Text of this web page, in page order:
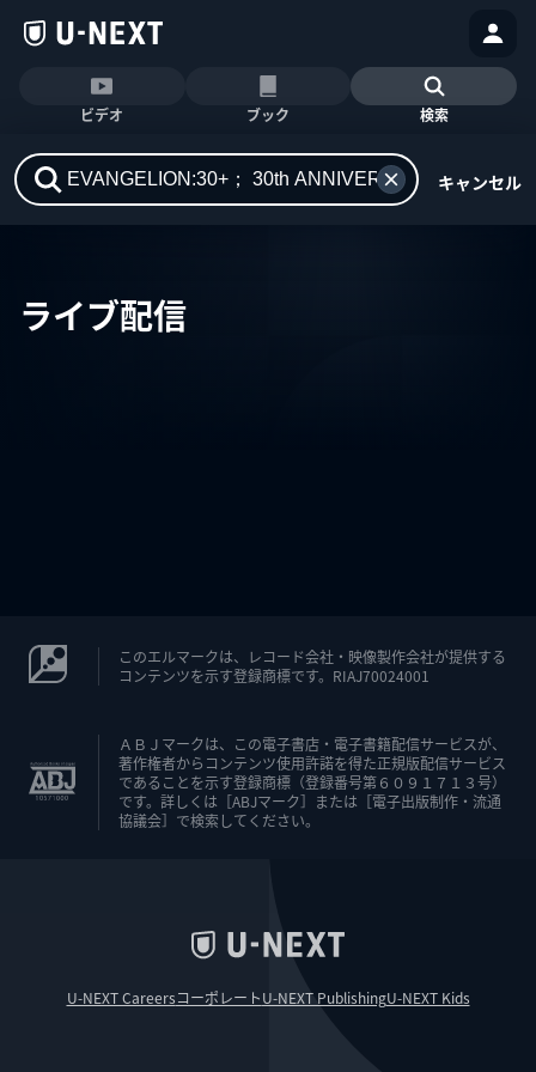
ビデオ ブック 検索
キャンセル
ライブ配信
このエルマークは、レコード会社・映像製作会社が提供する
コンテンツを示す登録商標です。RIAJ70024001
ＡＢＪマークは、この電子書店・電子書籍配信サービスが、
著作権者からコンテンツ使用許諾を得た正規版配信サービス
であることを示す登録商標（登録番号第６０９１７１３号）
です。詳しくは［ABJマーク］または［電子出版制作・流通
協議会］で検索してください。
U-NEXT CareersコーポレートU-NEXT PublishingU-NEXT Kids